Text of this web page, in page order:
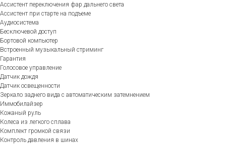
Ассистент переключения фар дальнего света
Ассистент при старте на подъеме
Аудиосистема
Бесключевой доступ
Бортовой компьютер
Встроенный музыкальный стриминг
Гарантия
Голосовое управление
Датчик дождя
Датчик освещенности
Зеркало заднего вида с автоматическим затемнением
Иммобилайзер
Кожаный руль
Колеса из легкого сплава
Комплект громкой связи
Контроль давления в шинах